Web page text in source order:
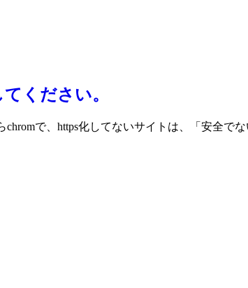
ください。
chromで、https化してないサイトは、「安全で